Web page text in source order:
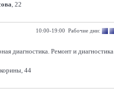
, 22
10:00-19:00 Рабочие дни:
диагностика. Ремонт и
44